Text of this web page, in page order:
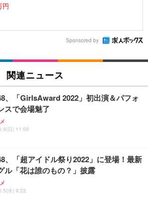
円
Sponsored by
関連ニュース
、「GirlsAward 2022」初出演＆パフォ
スで会場魅了
日) 11:00
、「超アイドル祭り2022」に登場！最新
ル「花は誰のもの？」披露
水) 9:22